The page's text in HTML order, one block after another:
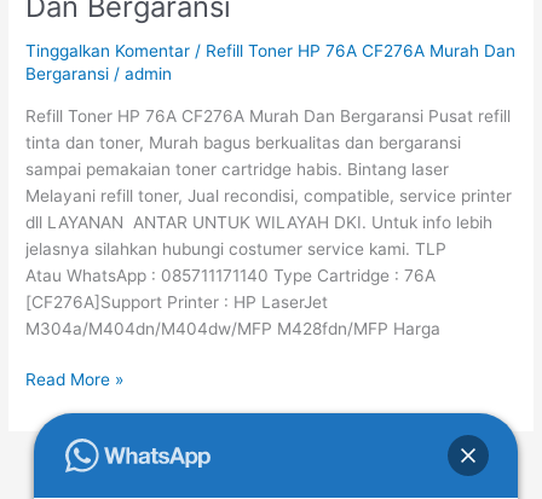
Tinggalkan Komentar / Refill Toner HP 76A CF276A Murah Dan
Bergaransi /admin
Refill Toner HP 76A CF276A Murah Dan Bergaransi Pusat refill
tinta dan toner, Murah bagus berkualitas dan bergaransi
sampai pemakaian toner cartridge habis. Bintang laser
Melayani refill toner, Jual recondisi, compatible, service printer
dll LAYANAN ANTAR UNTUK WILAYAH DKI. Untuk info lebih
jelasnya silahkan hubungi costumer service kami. TLP
Atau WhatsApp : 085711171140 Type Cartridge : 76A
[CF276A]Support Printer : HP LaserJet
M304a/M404dn/M404dw/MFP M428fdn/MFP Harga
HP
76A
CF276A
Dan
Bergaransi
Read More »
48